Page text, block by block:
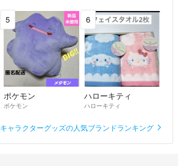
5
ポケモン
ポケモン
6
ハローキティ
ハローキティ
キャラクターグッズの人気ブランドランキング